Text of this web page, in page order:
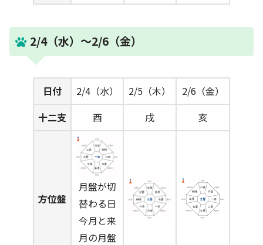
2/4（水）～2/6（金）
日付 2/4（水） 2/5（木）
2/6（金）
十二支
酉 戌 亥
方位盤
月盤が切
替わる日
今月と来
月の月盤